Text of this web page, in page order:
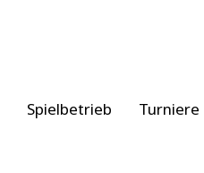
Spielbetrieb Turniere